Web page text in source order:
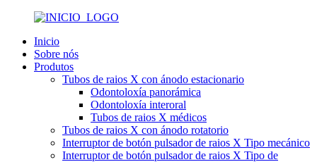
Inicio
Sobre nós
Produtos
Tubos de raios X con ánodo estacionario
Odontoloxía panorámica
Odontoloxía interoral
Tubos de raios X médicos
Tubos de raios X con ánodo rotatorio
Interruptor de botón pulsador de raios X Tipo mecánico
Interruptor de botón pulsador de raios X Tipo de